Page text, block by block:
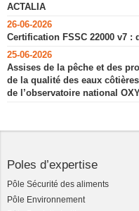
ACTALIA
26-06-2026
Certification FSSC 22000 v7 :
25-06-2026
Assises de la pêche et des
de la qualité des eaux
de l’observatoire national
Poles d’expertise
Pôle Sécurité des aliments
Pôle Environnement